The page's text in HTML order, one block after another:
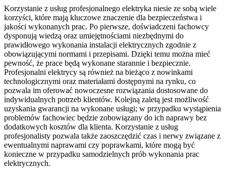
Korzystanie z usług profesjonalnego elektryka niesie ze sobą wiele
korzyści, które mają kluczowe znaczenie dla bezpieczeństwa i
jakości wykonanych prac. Po pierwsze, doświadczeni fachowcy
dysponują wiedzą oraz umiejętnościami niezbędnymi do
prawidłowego wykonania instalacji elektrycznych zgodnie z
obowiązującymi normami i przepisami. Dzięki temu można mieć
pewność, że prace będą wykonane starannie i bezpiecznie.
Profesjonalni elektrycy są również na bieżąco z nowinkami
technologicznymi oraz materiałami dostępnymi na rynku, co
pozwala im oferować nowoczesne rozwiązania dostosowane do
indywidualnych potrzeb klientów. Kolejną zaletą jest możliwość
uzyskania gwarancji na wykonane usługi; w przypadku wystąpienia
problemów fachowiec będzie zobowiązany do ich naprawy bez
dodatkowych kosztów dla klienta. Korzystanie z usług
profesjonalisty pozwala także zaoszczędzić czas i nerwy związane z
ewentualnymi naprawami czy poprawkami, które mogą być
konieczne w przypadku samodzielnych prób wykonania prac
elektrycznych.